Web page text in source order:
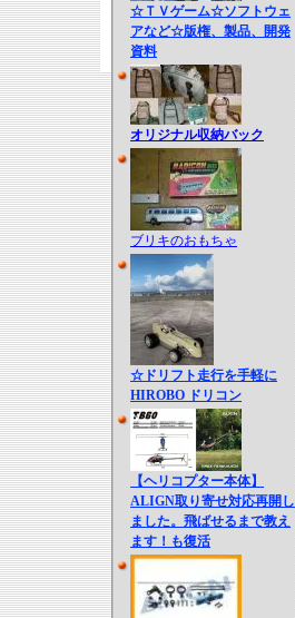
☆ＴＶゲーム☆ソフトウェ
アなど☆版権、製品、開発
資料
オリジナル収納バック
ブリキのおもちゃ
☆ドリフト走行を手軽に
HIROBO ドリコン
【ヘリコプター本体】
ALIGN取り寄せ対応再開し
ました。飛ばせるまで教え
ます！も復活